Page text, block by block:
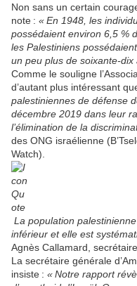
Non sans un certain
note : « En 1948, les
possédaient environ 6,5 %
les Palestiniens
un peu plus de soixante-dix
Comme le souligne
d’autant plus intéressant
palestiniennes de défense
décembre 2019 dans leur
l’élimination de la
des ONG israélienne
Watch).
La population
inférieur et elle est
Agnès Callamard,
La secrétaire générale
insiste : « Notre rapport